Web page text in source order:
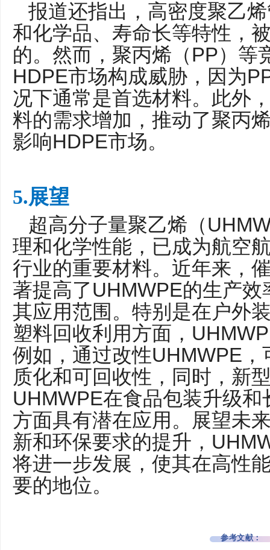
报道还指出，高密度聚乙
和化学品、寿命长等特性，
的。然而，聚丙烯（PP）等
HDPE市场构成威胁，因为
况下通常是首选材料。此外
料的需求增加，推动了聚丙
影响HDPE市场。
5.展望
超高分子量聚乙烯（
理和化学性能，已成为航空
行业的重要材料。近年来，
著提高了UHMWPE的生产效
其应用范围。特别是在户外
塑料回收利用方面，
例如，通过改性UHMWPE
质化和可回收性，同时，新
UHMWPE在食品包装升级和
方面具有潜在应用。展望未
新和环保要求的提升，
将进一步发展，使其在高性
要的地位。
参考文献：